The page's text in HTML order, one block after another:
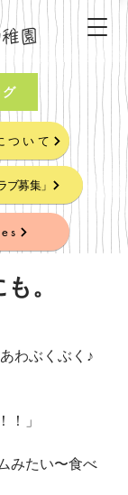
園
グ
ついて
ブ募集」
。
わぶくぶく♪
！」
みたい〜食べ